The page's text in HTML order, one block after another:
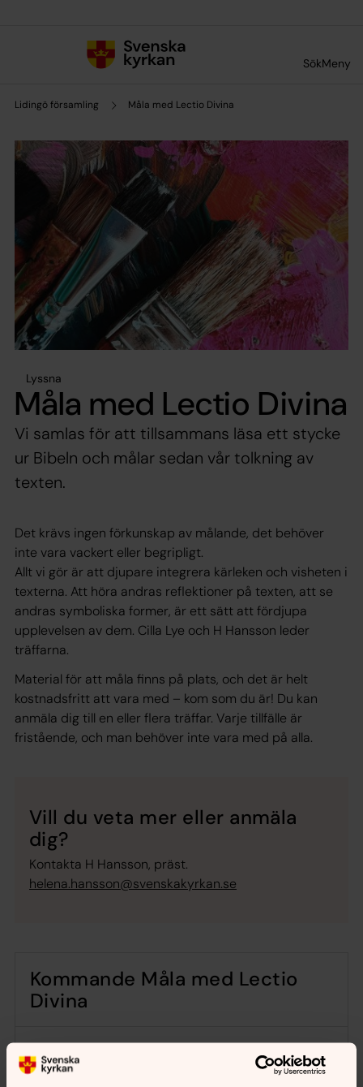
SökMeny
Lidingö församling Måla med Lectio Divina
Lyssna
Måla med Lectio Divina
Vi samlas för att tillsammans läsa ett stycke
ur Bibeln och målar sedan vår tolkning av
texten.
Det krävs ingen förkunskap av målande, det behöver
inte vara vackert eller begripligt.
Allt vi gör är att djupare integrera kärleken och visheten i
texterna. Att höra andras reflektioner på texten, att se
andras symboliska former, är ett sätt att fördjupa
upplevelsen av dem. Cilla Lye och H Hansson leder
träffarna.
Material för att måla finns på plats, och det är helt
kostnadsfritt att vara med – kom som du är! Du kan
anmäla dig till en eller flera träffar. Varje tillfälle är
fristående, och man behöver inte vara med på alla.
Vill du veta mer eller anmäla
dig?
Kontakta H Hansson, präst.
helena.hansson@svenskakyrkan.se
Kommande Måla med Lectio
Divina
Målarretreat i tystnad